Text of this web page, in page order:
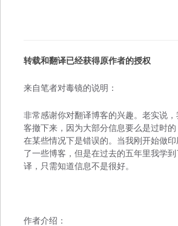
转载和翻译已经获得原作者的授权
来自笔者对毒镜的说明：
非常感谢你对翻译博客的兴趣。老实说
客撤下来，因为大部分信息要么是过时
在某些情况下是错误的。当我刚开始做
了一些博客，但是在过去的五年里我学
译，只需知道信息不是很好。
作者介绍：